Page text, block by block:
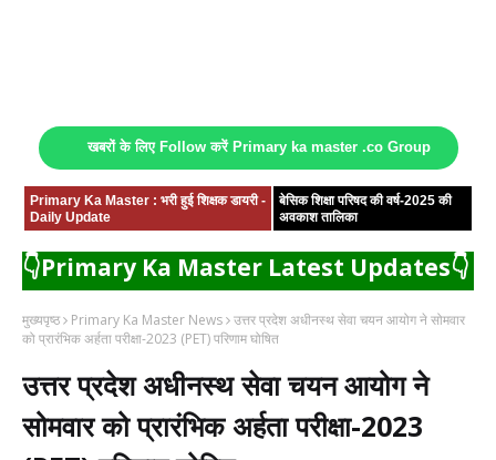
खबरों के लिए Follow करें Primary ka master .co Group
Primary Ka Master : भरी हुई शिक्षक डायरी -
Daily Update
बेसिक शिक्षा परिषद की वर्ष-2025 की
अवकाश तालिका
👇Primary Ka Master Latest Updates👇
मुख्यपृष्ठ Primary Ka Master News उत्तर प्रदेश अधीनस्थ सेवा चयन आयोग ने सोमवार
को प्रारंभिक अर्हता परीक्षा-2023 (PET) परिणाम घोषित
उत्तर प्रदेश अधीनस्थ सेवा चयन आयोग ने
सोमवार को प्रारंभिक अर्हता परीक्षा-2023